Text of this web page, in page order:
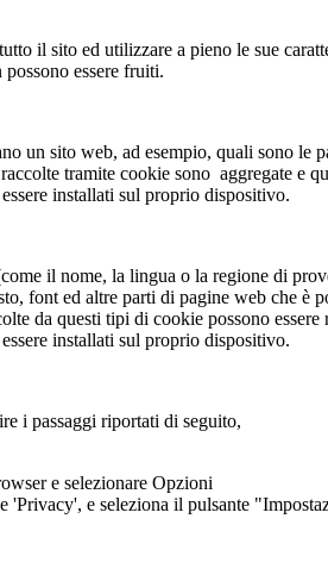
il sito ed utilizzare a pieno le sue
essere fruiti.
un sito web, ad esempio, quali sono
tramite cookie sono aggregate e
installati sul proprio dispositivo.
il nome, la lingua o la regione di
font ed altre parti di pagine web che
da questi tipi di cookie possono
installati sul proprio dispositivo.
i passaggi riportati di seguito,
e selezionare Opzioni
'Privacy', e seleziona il pulsante